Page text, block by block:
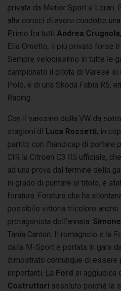
privata da Metior Sport e Loran.
alta consci di avere condotto
Primo fra tutti Andrea Crugnola
Elia Ometto, il più privato forse
Sempre velocissimo in tutte le
campionato il pilota di Varese si
Polo, e di una Skoda Fabia R5,
Racing.
Con il varesino della VW da
stagioni di Luca Rossetti, in
partito con l’handicap di portare
CIR la Citroen C3 R5 ufficiale,
ad una prova dal termine della
in grado di puntare al titolo, è
foratura. Foratura che ha
possibile vittoria tricolore anche
protagonista dell’annata.
Tania Canton. Il romagnolo e la
dalla M-Sport e portata in gara
dimostrato comunque di essere
importanti. La Ford si aggiudica
Costruttori assoluto poiché la